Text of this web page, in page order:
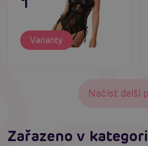
Varianty
Načíst další
Zařazeno v